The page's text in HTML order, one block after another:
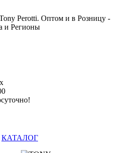
Perotti. Оптом и в Розницу -
и Регионы
КАТАЛОГ